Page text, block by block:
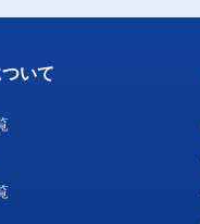
いて